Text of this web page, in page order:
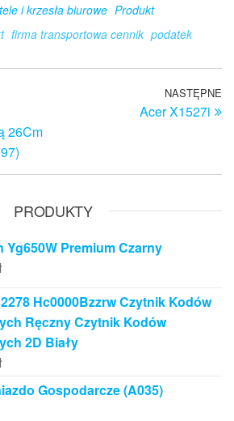
i krzesła biurowe Produkt
firma transportowa cennik podatek
26Cm
NASTĘPNE
Acer X1527i
PRODUKTY
Yg650W Premium Czarny
Hc0000Bzzrw Czytnik Kodów
Ręczny Czytnik Kodów
2D Biały
Gospodarcze (A035)